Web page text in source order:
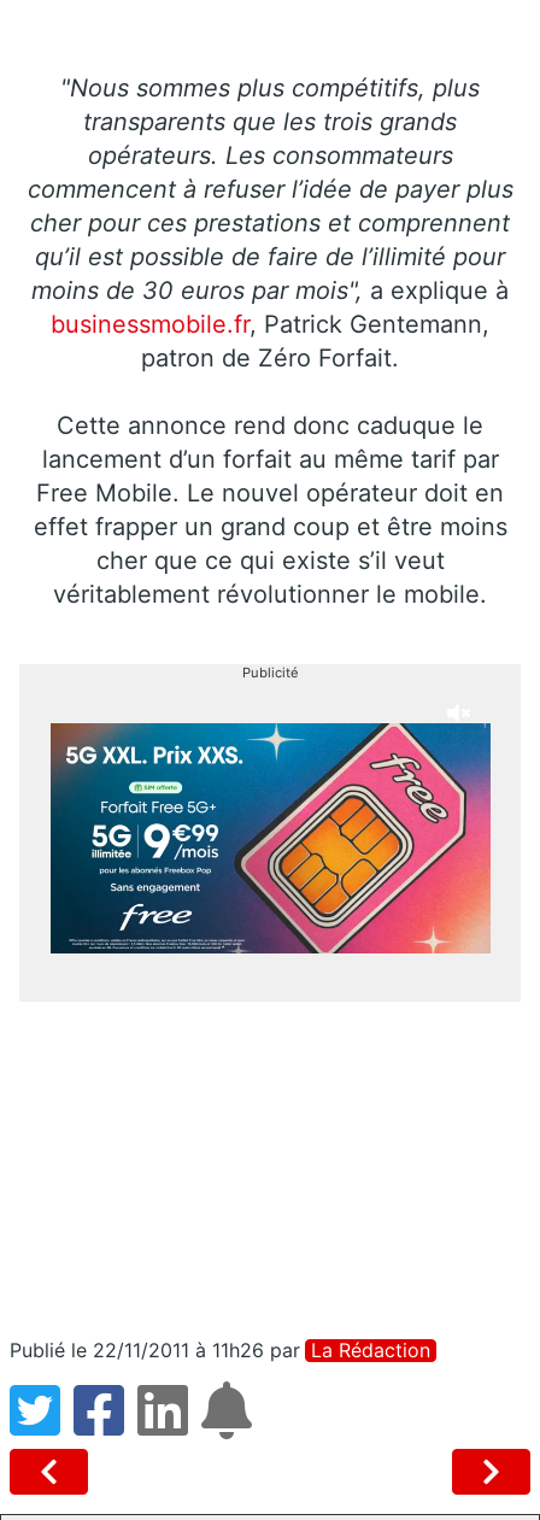
"Nous sommes plus compétitifs, plus
transparents que les trois grands
opérateurs. Les consommateurs
commencent à refuser l’idée de payer plus
cher pour ces prestations et comprennent
qu’il est possible de faire de l’illimité pour
moins de 30 euros par mois", a explique à
businessmobile.fr, Patrick Gentemann,
patron de Zéro Forfait.
Cette annonce rend donc caduque le
lancement d’un forfait au même tarif par
Free Mobile. Le nouvel opérateur doit en
effet frapper un grand coup et être moins
cher que ce qui existe s’il veut
véritablement révolutionner le mobile.
Publicité
Publié le 22/11/2011 à 11h26 par La Rédaction